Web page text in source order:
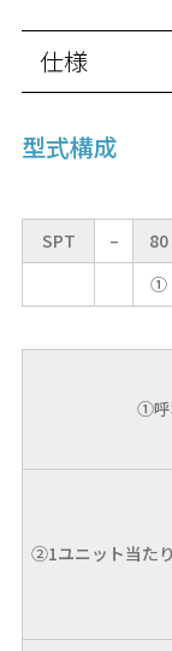
仕様
型式構成
SPT – 80
①
①呼
②1ユニット当た